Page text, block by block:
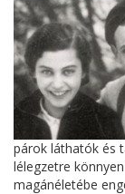
párok láthatók és
lélegzetre
magánéletébe